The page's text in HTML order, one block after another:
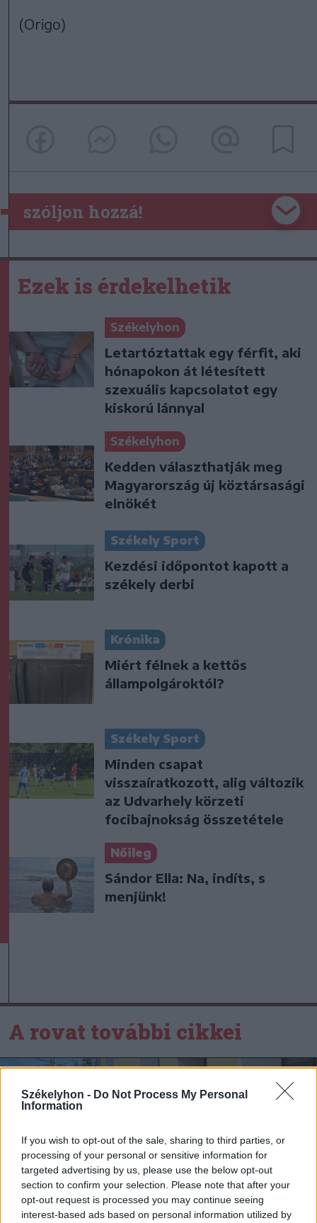
Székelyhon - Do Not Process My Personal
Information
If you wish to opt-out of the sale, sharing to third parties, or
processing of your personal or sensitive information for
targeted advertising by us, please use the below opt-out
section to confirm your selection. Please note that after your
opt-out request is processed you may continue seeing
interest-based ads based on personal information utilized by
(Origo)
szóljon hozzá!
Ezek is érdekelhetik
Székelyhon
Letartóztattak egy férfit, aki
hónapokon át létesített
szexuális kapcsolatot egy
kiskorú lánnyal
Székelyhon
Kedden választhatják meg
Magyarország új köztársasági
elnökét
Székely Sport
Kezdési időpontot kapott a
székely derbi
Krónika
Miért félnek a kettős
állampolgároktól?
Székely Sport
Minden csapat
visszaíratkozott, alig változik
az Udvarhely körzeti
focibajnokság összetétele
Nőileg
Sándor Ella: Na, indíts, s
menjünk!
A rovat további cikkei